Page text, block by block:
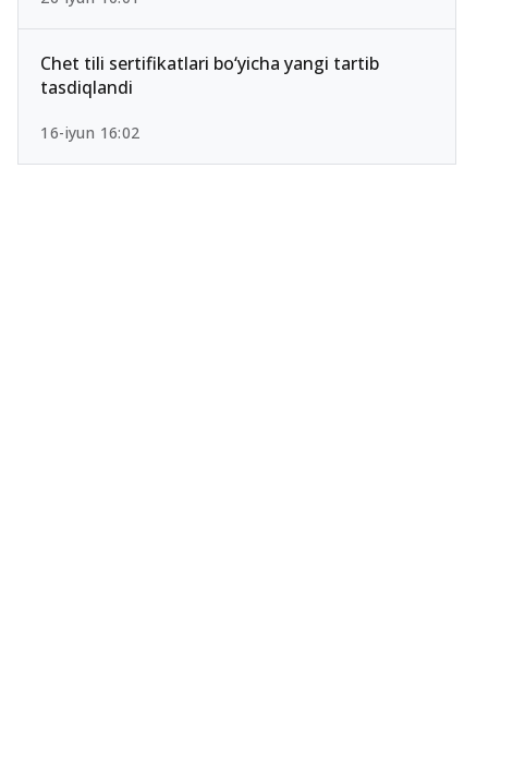
Chet tili sertifikatlari bo‘yicha yangi tartib
tasdiqlandi
16-iyun 16:02